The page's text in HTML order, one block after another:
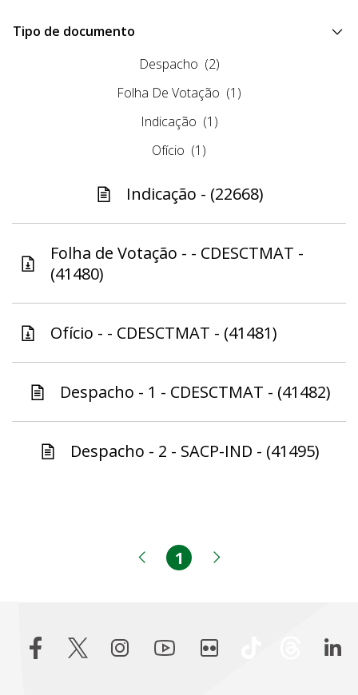
Tipo de documento
Despacho (2)
Folha De Votação (1)
Indicação (1)
Ofício (1)
Indicação - (22668)
Folha de Votação - - CDESCTMAT -
(41480)
Ofício - - CDESCTMAT - (41481)
Despacho - 1 - CDESCTMAT - (41482)
Despacho - 2 - SACP-IND - (41495)
Página anterior
Página
1